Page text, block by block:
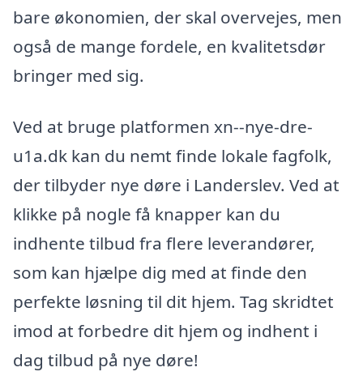
bare økonomien, der skal overvejes, men
også de mange fordele, en kvalitetsdør
bringer med sig.
Ved at bruge platformen xn--nye-dre-
u1a.dk kan du nemt finde lokale fagfolk,
der tilbyder nye døre i Landerslev. Ved at
klikke på nogle få knapper kan du
indhente tilbud fra flere leverandører,
som kan hjælpe dig med at finde den
perfekte løsning til dit hjem. Tag skridtet
imod at forbedre dit hjem og indhent i
dag tilbud på nye døre!